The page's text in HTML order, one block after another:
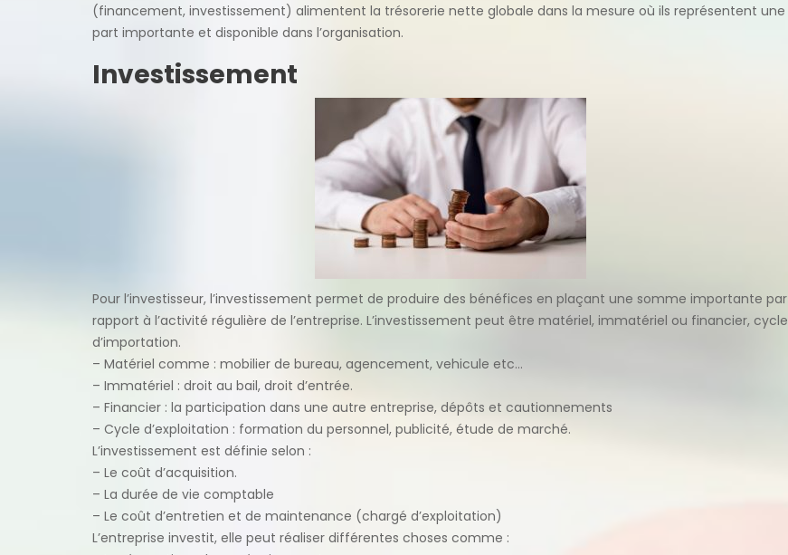
(financement, investissement) alimentent la trésorerie nette globale dans la mesure où ils représentent une
part importante et disponible dans l’organisation.
Investissement
Pour l’investisseur, l’investissement permet de produire des bénéfices en plaçant une somme importante par
rapport à l’activité régulière de l’entreprise. L’investissement peut être matériel, immatériel ou financier, cycle
d’importation.
– Matériel comme : mobilier de bureau, agencement, vehicule etc…
– Immatériel : droit au bail, droit d’entrée.
– Financier : la participation dans une autre entreprise, dépôts et cautionnements
– Cycle d’exploitation : formation du personnel, publicité, étude de marché.
L’investissement est définie selon :
– Le coût d’acquisition.
– La durée de vie comptable
– Le coût d’entretien et de maintenance (chargé d’exploitation)
L’entreprise investit, elle peut réaliser différentes choses comme :